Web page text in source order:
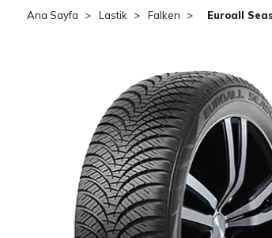
Ana Sayfa Lastik Falken Euroall